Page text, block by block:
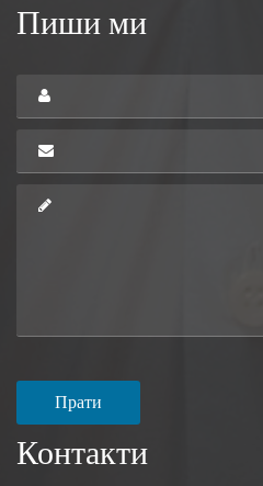
Пиши ми
Твоите
имена
Електронна
поща
Съобщение
Прати
Контакти